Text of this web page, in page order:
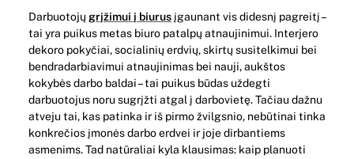
Darbuotojų grįžimui į biurus įgaunant vis didesnį pagreitį –
tai yra puikus metas biuro patalpų atnaujinimui. Interjero
dekoro pokyčiai, socialinių erdvių, skirtų susitelkimui bei
bendradarbiavimui atnaujinimas bei nauji, aukštos
kokybės darbo baldai – tai puikus būdas uždegti
darbuotojus noru sugrįžti atgal į darbovietę. Tačiau dažnu
atveju tai, kas patinka ir iš pirmo žvilgsnio, nebūtinai tinka
konkrečios įmonės darbo erdvei ir joje dirbantiems
asmenims. Tad natūraliai kyla klausimas: kaip planuoti